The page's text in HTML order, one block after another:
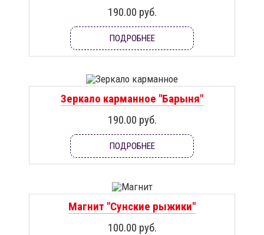
190.00 руб.
ПОДРОБНЕЕ
Зеркало карманное "Барыня"
190.00 руб.
ПОДРОБНЕЕ
Магнит "Сунские рыжики"
100.00 руб.